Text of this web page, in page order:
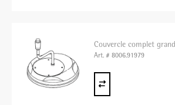
Couvercle complet grand
Art. # 8006.91979